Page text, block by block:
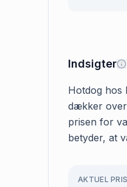
Indsigter
Hotdog hos
dækker over
prisen for
betyder, at
AKTUEL PRIS